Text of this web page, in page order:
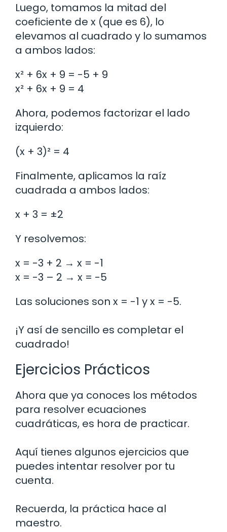
Luego, tomamos la mitad del
coeficiente de x (que es 6), lo
elevamos al cuadrado y lo sumamos
a ambos lados:
x² + 6x + 9 = -5 + 9
x² + 6x + 9 = 4
Ahora, podemos factorizar el lado
izquierdo:
(x + 3)² = 4
Finalmente, aplicamos la raíz
cuadrada a ambos lados:
x + 3 = ±2
Y resolvemos:
x = -3 + 2 → x = -1
x = -3 – 2 → x = -5
Las soluciones son x = -1 y x = -5.
¡Y así de sencillo es completar el
cuadrado!
Ejercicios Prácticos
Ahora que ya conoces los métodos
para resolver ecuaciones
cuadráticas, es hora de practicar.
Aquí tienes algunos ejercicios que
puedes intentar resolver por tu
cuenta.
Recuerda, la práctica hace al
maestro.